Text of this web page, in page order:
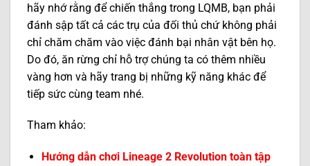
hãy nhớ rằng để chiến thắng trong LQMB, bạn phải
đánh sập tất cả các trụ của đối thủ chứ không phải
chỉ chăm chăm vào việc đánh bại nhân vật bên họ.
Do đó, ăn rừng chỉ hỗ trợ chúng ta có thêm nhiều
vàng hơn và hãy trang bị những kỹ năng khác để
tiếp sức cùng team nhé.
Tham khảo:
Hướng dẫn chơi Lineage 2 Revolution toàn tập